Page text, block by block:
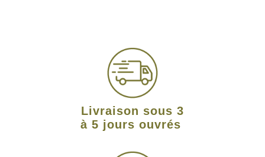
Livraison sous 3
à 5 jours ouvrés